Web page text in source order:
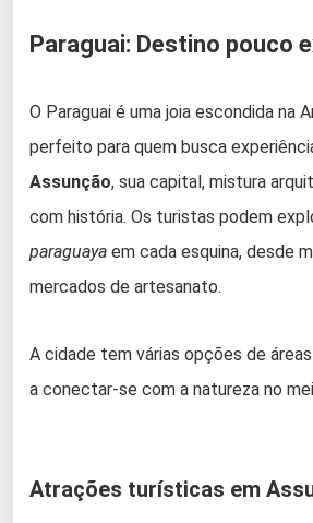
Paraguai: Destino pouco
O Paraguai é uma joia escondida na
perfeito para quem busca
Assunção, sua capital, mistura
com história. Os turistas podem
paraguaya em cada esquina, desde
mercados de artesanato.
A cidade tem várias opções de
a conectar-se com a natureza no
Atrações turísticas em